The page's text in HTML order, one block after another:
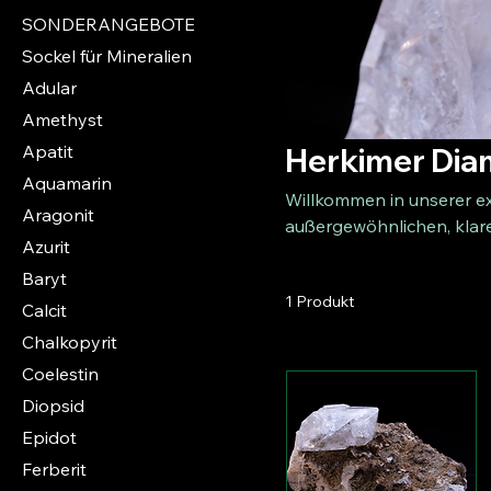
SONDERANGEBOTE
Sockel für Mineralien
Adular
Amethyst
Apatit
Aquamarin
Aragonit
Azurit
Baryt
Calcit
Chalkopyrit
Coelestin
Diopsid
Epidot
Ferberit
Herkimer
Willkommen in unserer
außergewöhnlichen,
auszeichnen und
1 Produkt